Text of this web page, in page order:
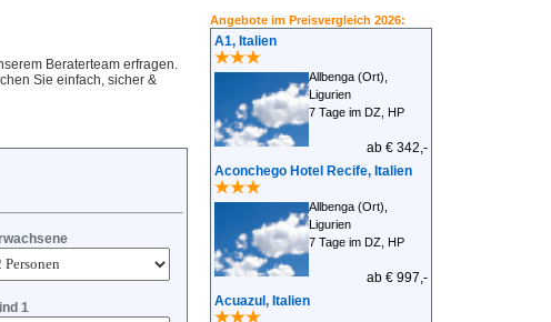
Beraterteam erfragen.
Sie einfach, sicher &
1
Angebote im Preisvergleich 2026:
A1, Italien
Allbenga (Ort),
Ligurien
7 Tage im DZ, HP
ab € 342,-
Aconchego Hotel Recife, Italien
Allbenga (Ort),
Ligurien
7 Tage im DZ, HP
ab € 997,-
Acuazul, Italien